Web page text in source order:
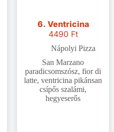
6. Ventricina
4490 Ft
Nápolyi Pizza
San Marzano
paradicsomszósz, fior di
latte, ventricina pikánsan
csípős szalámi,
hegyeserős